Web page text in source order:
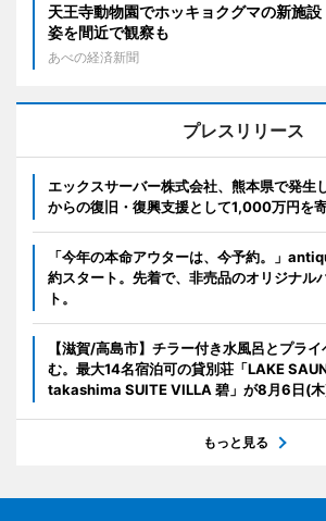
天王寺動物園でホッキョクグマの新施
姿を間近で観察も
あべの経済新聞
プレスリリース
エックスサーバー株式会社、熊本県で発生
からの復旧・復興支援として1,000万円を
「今年の本命アウターは、今予約。」
約スタート。先着で、非売品のオリジナル
ト。
【滋賀/高島市】チラー付き水風呂とプラ
む。最大14名宿泊可の貸別荘「LAKE
takashima SUITE VILLA 碧」が8月6日(木
もっと見る